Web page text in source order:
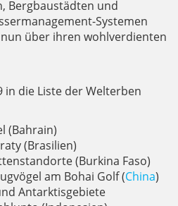
Bergbaustädten und
Systemen
über ihren wohlverdienten
in die Liste der Welterben
(Bahrain)
(Brasilien)
(Burkina Faso)
am Bohai Golf (China)
Antarktisgebiete